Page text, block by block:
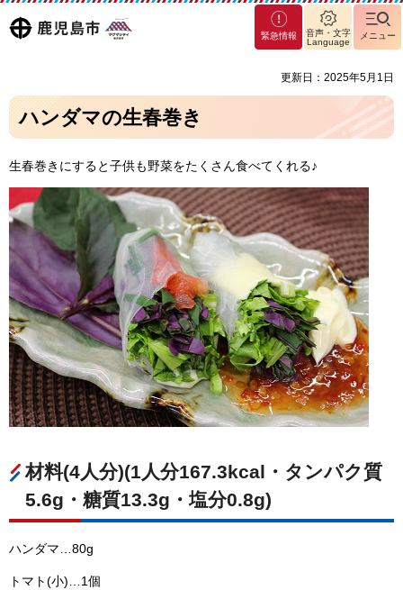
鹿児島
マグ
マシ
緊急情報
音声・文字
Language
メニュー
更新日：2025年5月1日
ハンダマの生春巻き
生春巻きにすると子供も野菜をたくさん食べてくれる♪
材料(4人分)(1人分167.3kcal・タンパク質
5.6g・糖質13.3g・塩分0.8g)
ハンダマ…80g
トマト(小)…1個